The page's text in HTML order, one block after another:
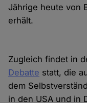
Jährige heute von
erhält.
Zugleich findet in
Debatte statt, die
dem
in den USA und in